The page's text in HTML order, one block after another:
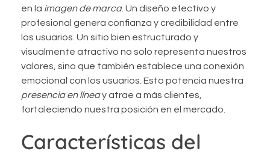
en la imagen de marca. Un diseño efectivo y
profesional genera confianza y credibilidad entre
los usuarios. Un sitio bien estructurado y
visualmente atractivo no solo representa nuestros
valores, sino que también establece una conexión
emocional con los usuarios. Esto potencia nuestra
presencia en líneay atrae a más clientes,
fortaleciendo nuestra posición en el mercado.
Características del